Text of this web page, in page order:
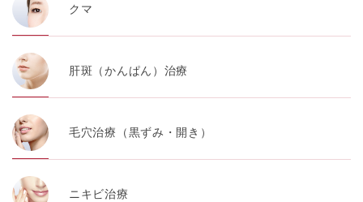
クマ
肝斑（かんぱん）治療
毛穴治療（黒ずみ・開き）
ニキビ治療